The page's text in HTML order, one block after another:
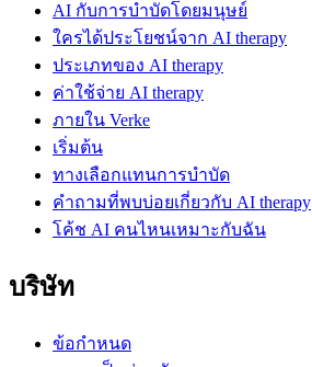
AI กับการบำบัดโดยมนุษย์
ใครได้ประโยชน์จาก AI therapy
ประเภทของ AI therapy
ค่าใช้จ่าย AI therapy
ภายใน Verke
เริ่มต้น
ทางเลือกแทนการบำบัด
คำถามที่พบบ่อยเกี่ยวกับ AI therapy
โค้ช AI คนไหนเหมาะกับฉัน
บริษัท
ข้อกำหนด